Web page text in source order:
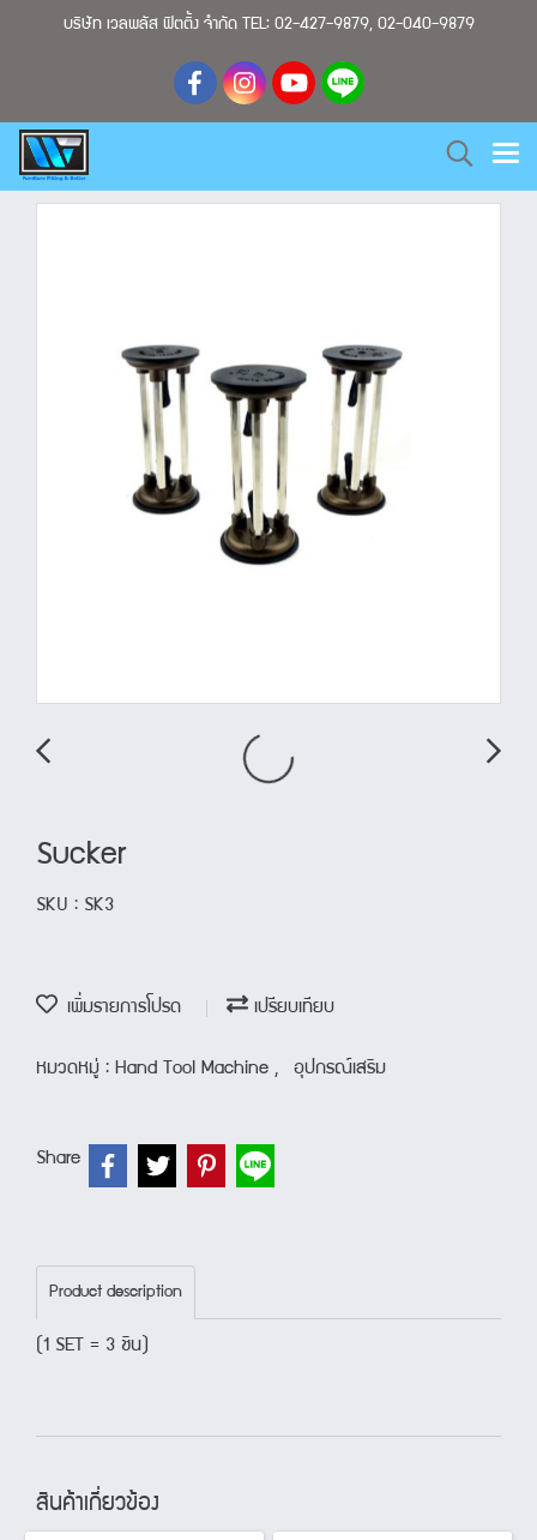
บริษัท เวลพลัส ฟิตติ้ง จำกัด TEL: 02-427-9879, 02-040-9879
Sucker
SKU : SK3
เพิ่มรายการโปรด เปรียบเทียบ
หมวดหมู่ : Hand Tool Machine , อุปกรณ์เสริม
Share
Product description
(1 SET = 3 ชิน)
สินค้าเกี่ยวข้อง